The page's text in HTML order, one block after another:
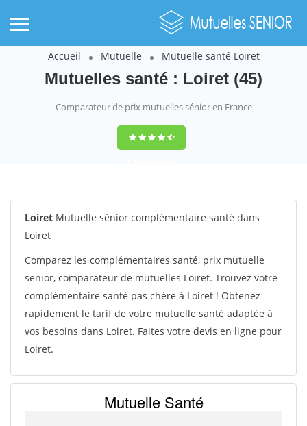
Accueil Mutuelle Mutuelle santé Loiret
Mutuelles santé : Loiret (45)
Comparateur de prix mutuelles sénior en France
9,2(100%)242
Loiret Mutuelle sénior complémentaire santé dans
Loiret
Comparez les complémentaires santé, prix mutuelle
senior, comparateur de mutuelles Loiret. Trouvez votre
complémentaire santé pas chère à Loiret ! Obtenez
rapidement le tarif de votre mutuelle santé adaptée à
vos besoins dans Loiret. Faites votre devis en ligne pour
Loiret.